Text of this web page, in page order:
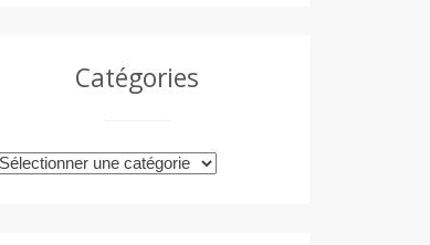
Catégories
Catégories